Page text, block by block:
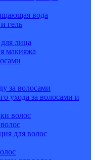
вода
гель
лица
макияжа
за волосами
ухода за волосами и
волос
для волос